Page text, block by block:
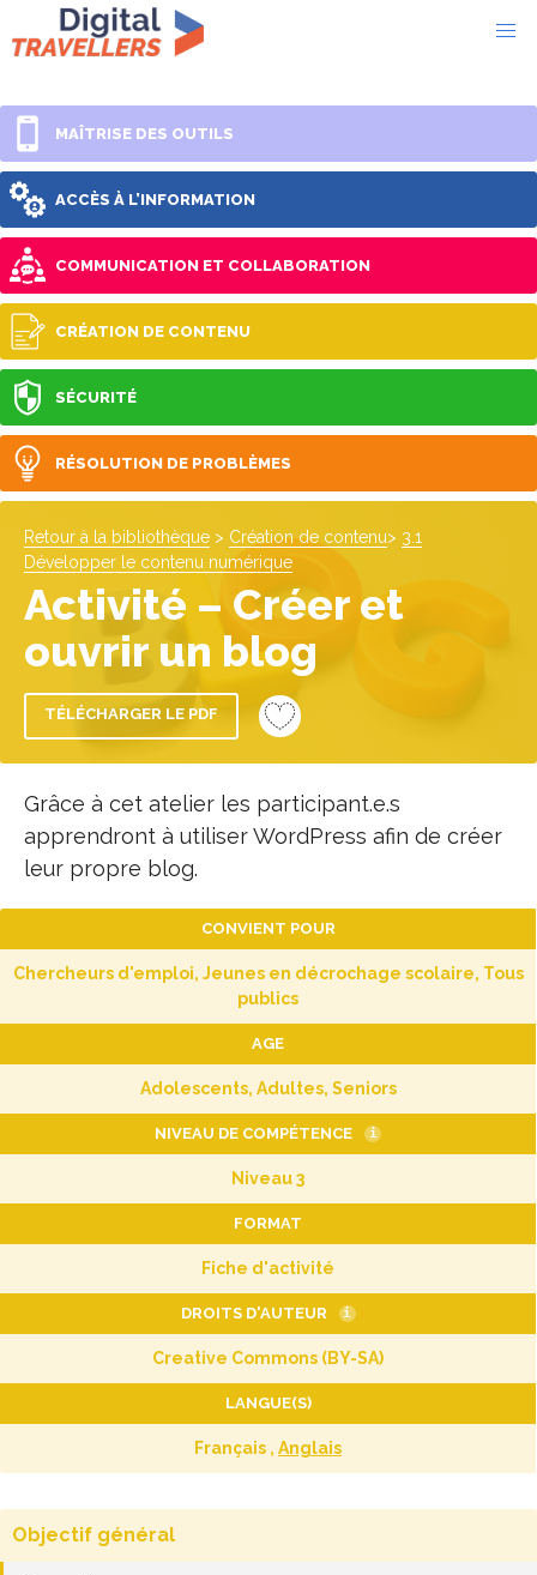
MAÎTRISE DES OUTILS
ACCÈS À L’INFORMATION
COMMUNICATION ET COLLABORATION
CRÉATION DE CONTENU
SÉCURITÉ
RÉSOLUTION DE PROBLÈMES
Retour à la bibliothèque > Création de contenu> 3.1
Développer le contenu numérique
Activité – Créer et
ouvrir un blog
TÉLÉCHARGER LE PDF
Grâce à cet atelier les participant.e.s
apprendront à utiliser WordPress afin de créer
leur propre blog.
CONVIENT POUR
Chercheurs d'emploi, Jeunes en décrochage scolaire, Tous
publics
AGE
Adolescents, Adultes, Seniors
NIVEAU DE COMPÉTENCE i
Niveau 3
FORMAT
Fiche d'activité
DROITS D'AUTEUR i
Creative Commons (BY-SA)
LANGUE(S)
Français , Anglais
Objectif général